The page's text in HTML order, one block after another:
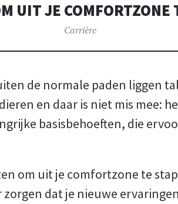
UIT JE COMFORTZONE
Carrière
de normale paden liggen
en daar is niet mis mee:
basisbehoeften, die
om uit je comfortzone te
dat je nieuwe